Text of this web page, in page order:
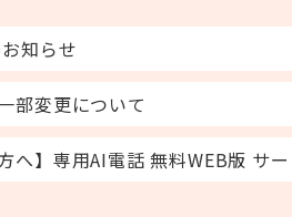
知らせ
部変更について
へ】専用AI電話 無料WEB版 サ